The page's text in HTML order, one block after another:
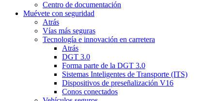
Centro de documentación
Muévete con seguridad
Atrás
Vías más seguras
Tecnología e innovación en carretera
Atrás
DGT 3.0
Forma parte de la DGT 3.0
Sistemas Inteligentes de Transporte (ITS)
Dispositivos de preseñalización V16
Conos conectados